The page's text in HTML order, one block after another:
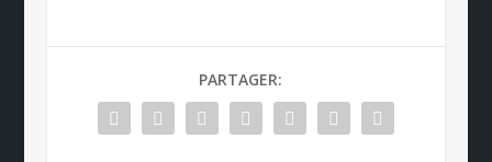
PARTAGER: